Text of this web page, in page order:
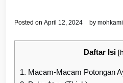
Posted on April 12, 2024 by
Daftar Isi [
1. Macam-Macam Potongan